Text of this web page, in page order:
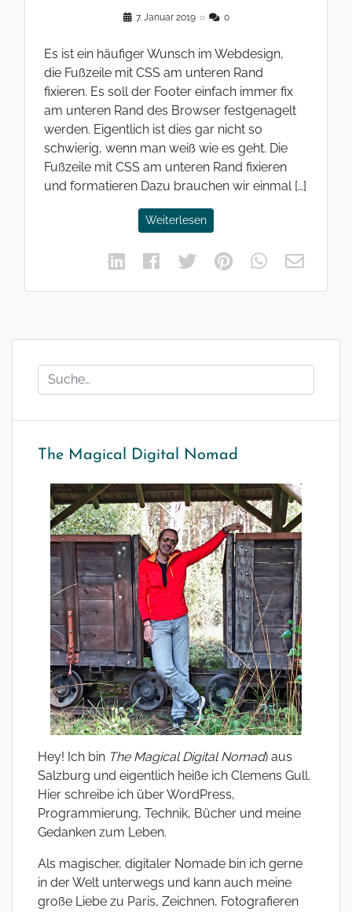
7. Januar 2019 ◌ 0
Es ist ein häufiger Wunsch im Webdesign,
die Fußzeile mit CSS am unteren Rand
fixieren. Es soll der Footer einfach immer fix
am unteren Rand des Browser festgenagelt
werden. Eigentlich ist dies gar nicht so
schwierig, wenn man weiß wie es geht. Die
Fußzeile mit CSS am unteren Rand fixieren
und formatieren Dazu brauchen wir einmal […]
Weiterlesen
The Magical Digital Nomad
Hey! Ich bin The Magical Digital Nomad) aus
Salzburg und eigentlich heiße ich Clemens Gull.
Hier schreibe ich über WordPress,
Programmierung, Technik, Bücher und meine
Gedanken zum Leben.
Als magischer, digitaler Nomade bin ich gerne
in der Welt unterwegs und kann auch meine
große Liebe zu Paris, Zeichnen, Fotografieren